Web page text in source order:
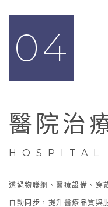
04
醫院治
HOSPITAL
透過物聯網、醫療設備、穿
自動同步，提升醫療品質與